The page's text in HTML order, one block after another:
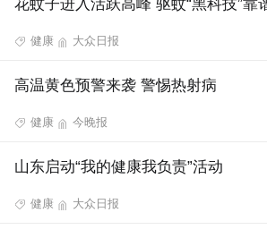
花蚊子进入活跃高峰 驱蚊“黑科技”靠
健康 大众日报
高温黄色预警来袭 警惕热射病
健康 今晚报
山东启动“我的健康我负责”活动
健康 大众日报